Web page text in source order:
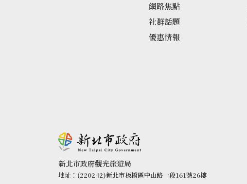
網路焦點
社群話題
優惠情報
新北市政府觀光旅遊局
地址：(220242)新北市板橋區中山路一段161號26樓